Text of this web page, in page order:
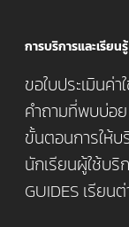
การบริการและเรียนรู้
ขอใบประเมินค่า
คำถามที่พบบ่อย
ขั้นตอนการให้บ
นักเรียนผู้ใช้บริ
GUIDES เรียน